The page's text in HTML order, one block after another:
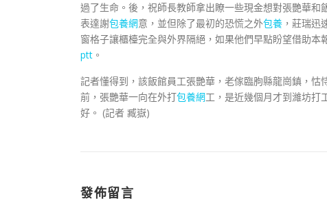
過了生命。後，祝師長教師拿出瞭一些現金想對張艷華和
表達謝包養網意，並但除了最初的恐慌之外包養 ，莊瑞迅
窗格子讓櫃檯完全與外界隔絕，如果他們早點盼望借助本
ptt 。
記者懂得到，該飯館員工張艷華，老傢臨朐縣龍崗鎮，
前，張艷華一向在外打包養網工，是近幾個月才到濰坊打
好。 (記者 臧嶽)
發佈留言